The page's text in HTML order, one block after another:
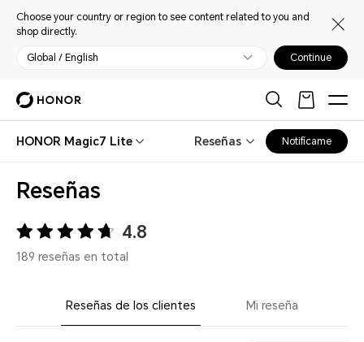
Choose your country or region to see content related to you and
shop directly.
Global / English Continue
HONOR Magic7 Lite Reseñas Notifícame
Reseñas
4.8
189 reseñas en total
Reseñas de los clientes Mi reseña